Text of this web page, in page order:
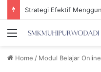
Menu
Home / Modul Belajar Online